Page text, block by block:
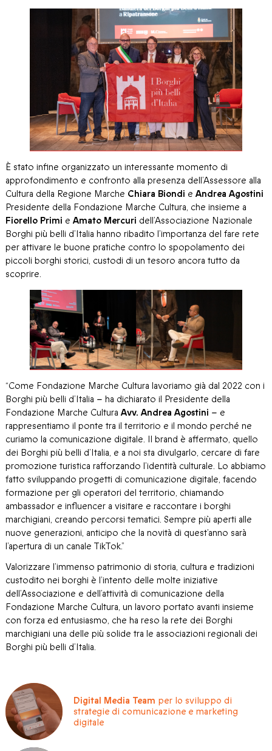
È stato infine organizzato un interessante momento di
approfondimento e confronto alla presenza dell’Assessore alla
Cultura della Regione Marche Chiara Biondi e Andrea Agostini
Presidente della Fondazione Marche Cultura, che insieme a
Fiorello Primi e Amato Mercuri dell’Associazione Nazionale
Borghi più belli d’Italia hanno ribadito l’importanza del fare rete
per attivare le buone pratiche contro lo spopolamento dei
piccoli borghi storici, custodi di un tesoro ancora tutto da
scoprire.
“Come Fondazione Marche Cultura lavoriamo già dal 2022 con i
Borghi più belli d’Italia – ha dichiarato il Presidente della
Fondazione Marche Cultura Avv. Andrea Agostini – e
rappresentiamo il ponte tra il territorio e il mondo perché ne
curiamo la comunicazione digitale. Il brand è affermato, quello
dei Borghi più belli d’Italia, e a noi sta divulgarlo, cercare di fare
promozione turistica rafforzando l’identità culturale. Lo abbiamo
fatto sviluppando progetti di comunicazione digitale, facendo
formazione per gli operatori del territorio, chiamando
ambassador e influencer a visitare e raccontare i borghi
marchigiani, creando percorsi tematici. Sempre più aperti alle
nuove generazioni, anticipo che la novità di quest’anno sarà
l’apertura di un canale TikTok.”
Valorizzare l’immenso patrimonio di storia, cultura e tradizioni
custodito nei borghi è l’intento delle molte iniziative
dell’Associazione e dell’attività di comunicazione della
Fondazione Marche Cultura, un lavoro portato avanti insieme
con forza ed entusiasmo, che ha reso la rete dei Borghi
marchigiani una delle più solide tra le associazioni regionali dei
Borghi più belli d’Italia.
Digital Media Team per lo sviluppo di
strategie di comunicazione e marketing
digitale